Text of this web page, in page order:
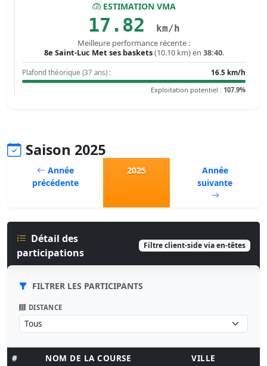
ESTIMATION VMA
17.82 km/h
Meilleure performance récente :
8e Saint-Luc Met ses baskets(10.10 km) en 38:40.
Plafond théorique (37 ans) :
16.5 km/h
Exploitation potentiel : 107.9%
Saison 2025
Année
précédente
2025
Année
suivante
Détail des
participations
Filtre client-side via en-têtes
FILTRER LES PARTICIPANTS
DISTANCE
# NOM DE LA COURSE VILLE